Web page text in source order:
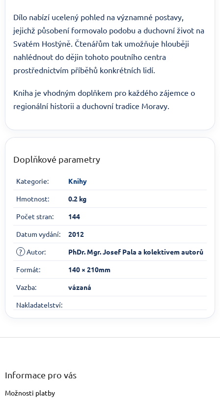
Dílo nabízí ucelený pohled na významné postavy,
jejichž působení formovalo podobu a duchovní život na
Svatém Hostýně. Čtenářům tak umožňuje hlouběji
nahlédnout do dějin tohoto poutního centra
prostřednictvím příběhů konkrétních lidí.
Kniha je vhodným doplňkem pro každého zájemce o
regionální historii a duchovní tradice Moravy.
Doplňkové parametry
Kategorie:
Knihy
Hmotnost:
0.2 kg
Počet stran:
144
Datum vydání:
2012
? Autor:
PhDr. Mgr. Josef Pala a kolektivem autorů
Formát:
140 × 210mm
Vazba:
vázaná
Nakladatelství:
Zápatí
Informace pro vás
Možnosti platby